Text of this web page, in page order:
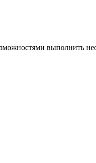
выполнить